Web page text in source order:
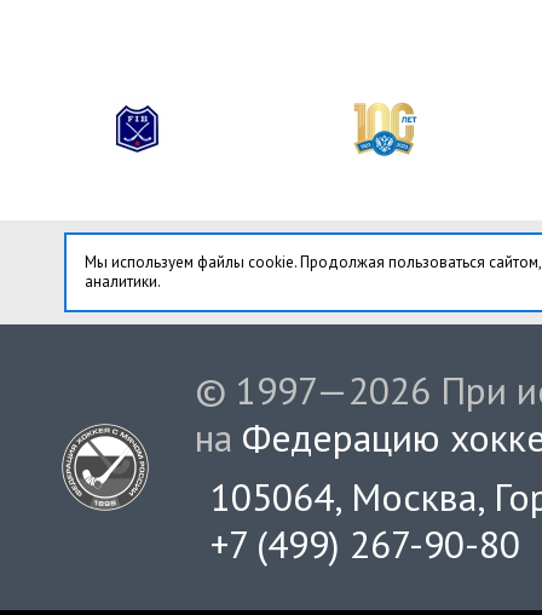
Мы используем файлы cookie. Продолжая пользоваться
аналитики.
© 1997—2026 При
на Федерацию
105064, Москва,
+7 (499) 267-90-80